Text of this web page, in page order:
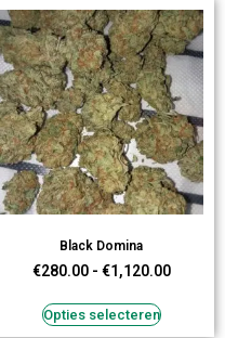
Black Domina
€280.00 - €1,120.00
Opties selecteren